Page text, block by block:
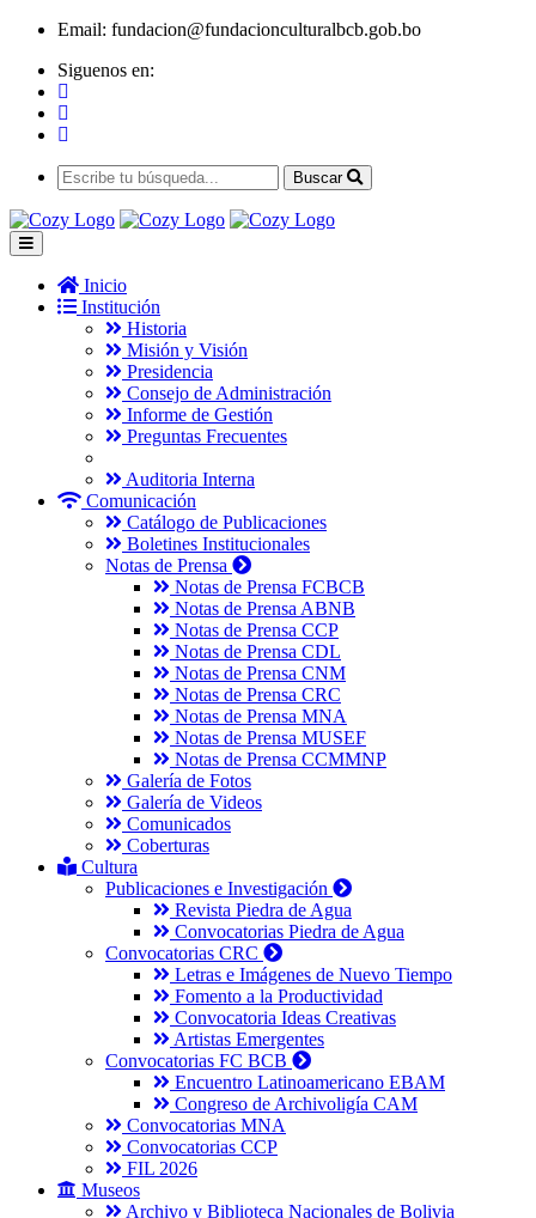
Email: fundacion@fundacionculturalbcb.gob.bo
Siguenos en:
Buscar
Inicio
Institución
Historia
Misión y Visión
Presidencia
Consejo de Administración
Informe de Gestión
Preguntas Frecuentes
Auditoria Interna
Comunicación
Catálogo de Publicaciones
Boletines Institucionales
Notas de Prensa
Notas de Prensa FCBCB
Notas de Prensa ABNB
Notas de Prensa CCP
Notas de Prensa CDL
Notas de Prensa CNM
Notas de Prensa CRC
Notas de Prensa MNA
Notas de Prensa MUSEF
Notas de Prensa CCMMNP
Galería de Fotos
Galería de Videos
Comunicados
Coberturas
Cultura
Publicaciones e Investigación
Revista Piedra de Agua
Convocatorias Piedra de Agua
Convocatorias CRC
Letras e Imágenes de Nuevo Tiempo
Fomento a la Productividad
Convocatoria Ideas Creativas
Artistas Emergentes
Convocatorias FC BCB
Encuentro Latinoamericano EBAM
Congreso de Archivoligía CAM
Convocatorias MNA
Convocatorias CCP
FIL 2026
Museos
Archivo y Biblioteca Nacionales de Bolivia